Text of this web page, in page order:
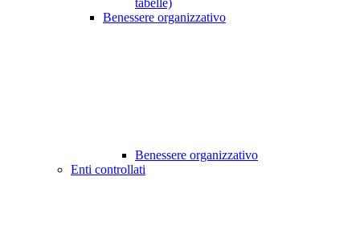
tabelle)
Benessere organizzativo
Benessere organizzativo
Enti controllati